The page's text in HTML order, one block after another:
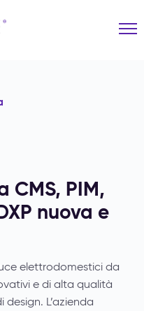
CMS, PIM,
nuova e
elettrodomestici da
e di alta qualità
L’azienda